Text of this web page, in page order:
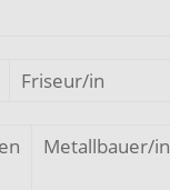
Friseur/in
Metallbauer/in